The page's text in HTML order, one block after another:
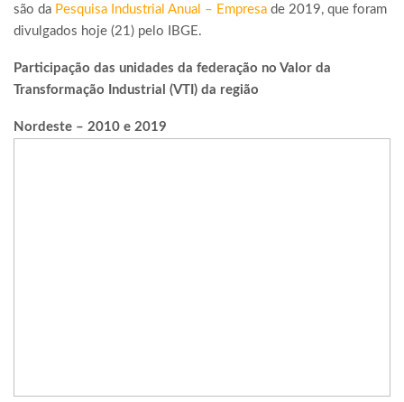
são da Pesquisa Industrial Anual – Empresa de 2019, que foram
divulgados hoje (21) pelo IBGE.
Participação das unidades da federação no Valor da
Transformação Industrial (VTI) da região
Nordeste – 2010 e 2019